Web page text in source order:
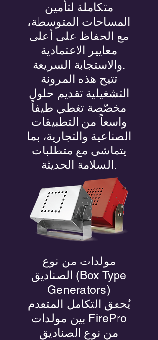
متكاملة لتأمين
المساحات المتوسطة،
مع الحفاظ على أعلى
معايير الاعتمادية
والاستجابة السريعة.
تتيح هذه المرونة
التشغيلية تقديم حلول
مخصّصة تغطي طيفاً
واسعاً من التطبيقات
الصناعية والتجارية، بما
يتماشى مع متطلبات
السلامة الحديثة.
مولدات من نوع
الصناديق (Box Type
Generators)
يُحقق التكامل المتقدم
بين مولدات FirePro
من نوع الصناديق